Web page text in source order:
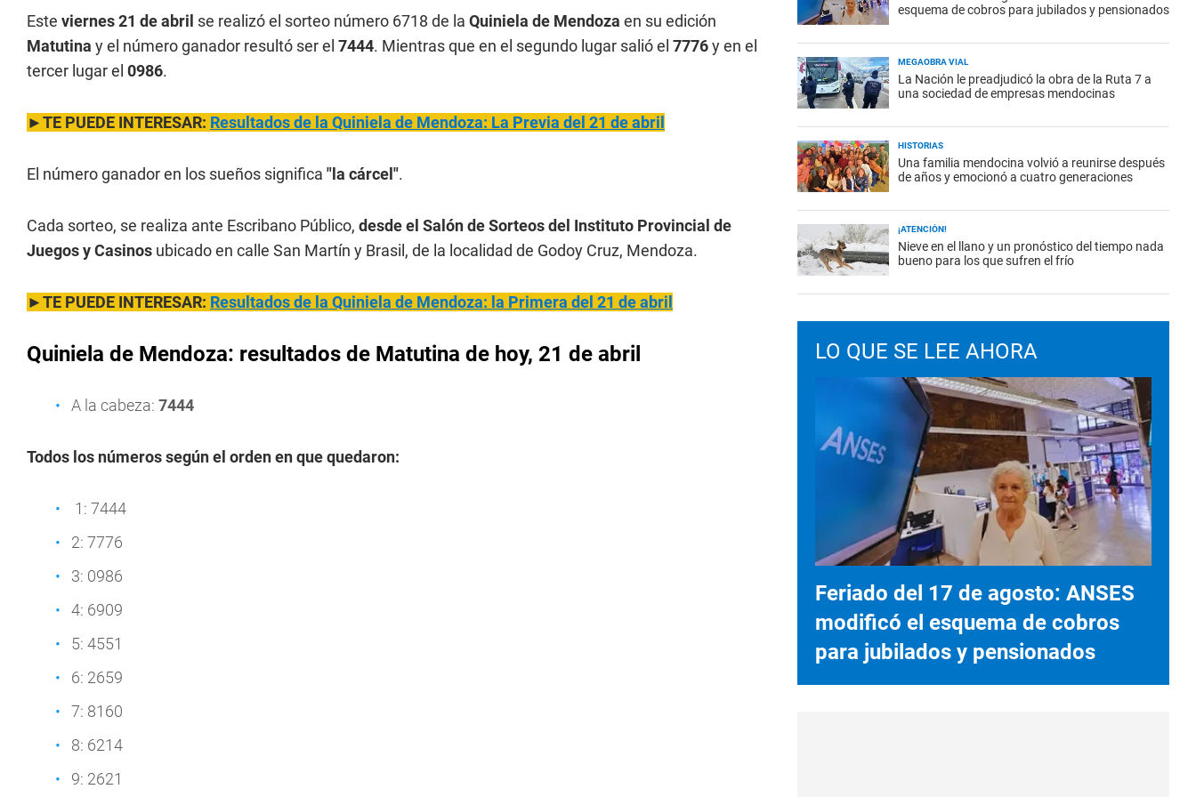
Este viernes 21 de abril se realizó el sorteo número 6718 de la Quiniela de Mendoza en su edición
Matutina y el número ganador resultó ser el 7444. Mientras que en el segundo lugar salió el 7776y en el
tercer lugar el 0986.
►TE PUEDE INTERESAR: Resultados de la Quiniela de Mendoza: La Previa del 21 de abril
El número ganador en los sueños significa "la cárcel".
Cada sorteo, se realiza ante Escribano Público, desde el Salón de Sorteos del Instituto Provincial de
Juegos y Casinos ubicado en calle San Martín y Brasil, de la localidad de Godoy Cruz, Mendoza.
►TE PUEDE INTERESAR: Resultados de la Quiniela de Mendoza: la Primera del 21 de abril
Quiniela de Mendoza: resultados de Matutina de hoy, 21 de abril
A la cabeza: 7444
Todos los números según el orden en que quedaron:
1: 7444
2: 7776
3: 0986
4: 6909
5: 4551
6: 2659
7: 8160
8: 6214
9: 2621
esquema de cobros para jubilados y pensionados
MEGAOBRA VIAL
La Nación le preadjudicó la obra de la Ruta 7 a
una sociedad de empresas mendocinas
HISTORIAS
Una familia mendocina volvió a reunirse después
de años y emocionó a cuatro generaciones
¡ATENCIÓN!
Nieve en el llano y un pronóstico del tiempo nada
bueno para los que sufren el frío
LO QUE SE LEE AHORA
Feriado del 17 de agosto: ANSES
modificó el esquema de cobros
para jubilados y pensionados